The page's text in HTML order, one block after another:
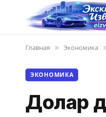
Главная » Экономика
ЭКОНОМИКА
Долар